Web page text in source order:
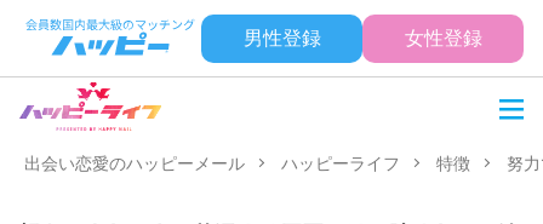
男性登録 女性登録
出会い恋愛のハッピーメール ハッピーライフ 特徴 努